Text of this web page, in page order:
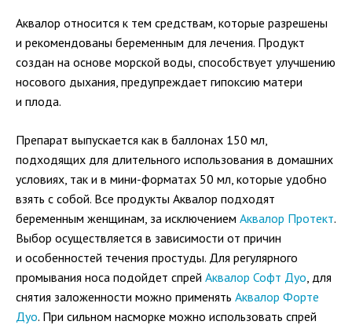
Аквалор относится к тем средствам, которые разрешены
и рекомендованы беременным для лечения. Продукт
создан на основе морской воды, способствует улучшению
носового дыхания, предупреждает гипоксию матери
и плода.
Препарат выпускается как в баллонах 150 мл,
подходящих для длительного использования в домашних
условиях, так и в мини-форматах 50 мл, которые удобно
взять с собой. Все продукты Аквалор подходят
беременным женщинам, за исключением Аквалор Протект.
Выбор осуществляется в зависимости от причин
и особенностей течения простуды. Для регулярного
промывания носа подойдет спрей Аквалор Софт Дуо , для
снятия заложенности можно применять Аквалор Форте
Дуо. При сильном насморке можно использовать спрей